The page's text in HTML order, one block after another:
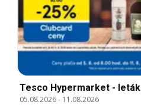
Tesco Hypermarket - leták
05.08.2026- 11.08.2026